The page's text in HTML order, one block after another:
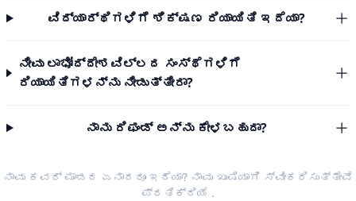
ವಿದ್ಯಾರ್ಥಿಗಳಿಗೆ ಶಿಕ್ಷಣ ರಿಯಾಯಿತಿ ಇದೆಯಾ?
ನೀವು ಲಾಭೋದ್ದೇಶವಿಲ್ಲದ ಸಂಸ್ಥೆಗಳಿಗೆ
ರಿಯಾಯಿತಿಗಳನ್ನು ನೀಡುತ್ತೀರಾ?
ನಾನು ರಿಫಂಡ್ ಅನ್ನು ಕೇಳಬಹುದಾ?
ನಾವು ಕವರ್ ಮಾಡದ ಏನಾದರೂ ಇದೆಯಾ? ನಾವು ಖುಷಿಯಾಗಿ ಸ್ವೀಕರಿಸುತ್ತೇವೆ
ಪ್ರತಿಕ್ರಿಯೆ .